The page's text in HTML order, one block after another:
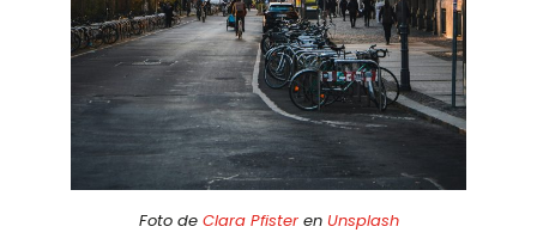
Foto de Clara Pfisteren Unsplash